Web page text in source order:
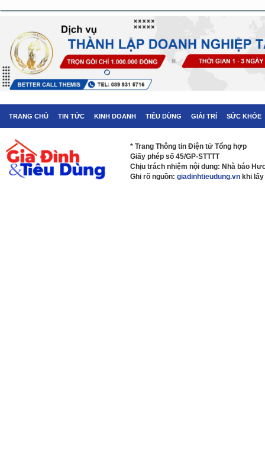
TRANG CHỦ TIN TỨC KINH DOANH TIÊU DÙNG GIẢI TRÍ SỨC KHỎE
* Trang Thông tin Điện tử Tổng hợp
Giấy phép số 45/GP-STTTT
Chịu trách nhiệm nội dung: Nhà báo
Ghi rõ nguồn: giadinhtieudung.vn khi